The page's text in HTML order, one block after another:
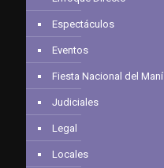
Espectáculos
Eventos
Fiesta Nacional del Maní
Judiciales
Legal
Locales